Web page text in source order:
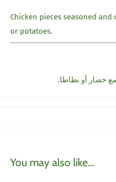
Chicken pieces seasoned
or potatoes.
خضار أو بطاطا.
You may also like...